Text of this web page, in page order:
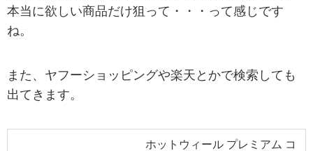
本当に欲しい商品だけ狙って・・・って感じです
ね。
また、ヤフーショッピングや楽天とかで検索しても
出てきます。
ホットウィール プレミアム コ